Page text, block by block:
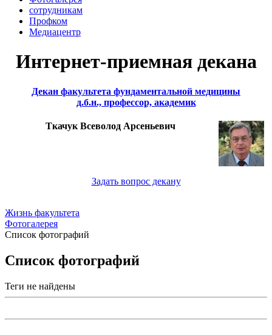
сотрудникам
Профком
Медиацентр
Интернет-приемная декана
Декан факультета фундаментальной медицины
д.б.н., профессор, академик
Ткачук Всеволод Арсеньевич
Задать вопрос декану
Жизнь факультета
Фотогалерея
Список фотографий
Список фотографий
Теги не найдены